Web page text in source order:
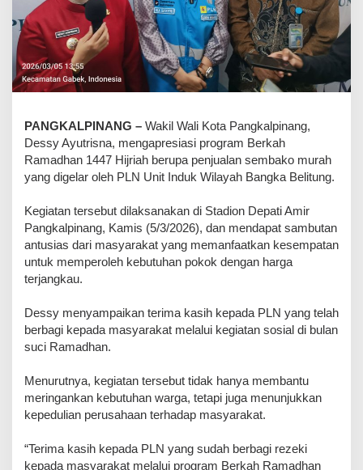
‎PANGKALPINANG – Wakil Wali Kota Pangkalpinang,
Dessy Ayutrisna, mengapresiasi program Berkah
Ramadhan 1447 Hijriah berupa penjualan sembako murah
yang digelar oleh PLN Unit Induk Wilayah Bangka Belitung.
‎Kegiatan tersebut dilaksanakan di Stadion Depati Amir
Pangkalpinang, Kamis (5/3/2026), dan mendapat sambutan
antusias dari masyarakat yang memanfaatkan kesempatan
untuk memperoleh kebutuhan pokok dengan harga
terjangkau.
‎Dessy menyampaikan terima kasih kepada PLN yang telah
berbagi kepada masyarakat melalui kegiatan sosial di bulan
suci Ramadhan.
‎Menurutnya, kegiatan tersebut tidak hanya membantu
meringankan kebutuhan warga, tetapi juga menunjukkan
kepedulian perusahaan terhadap masyarakat.
‎“Terima kasih kepada PLN yang sudah berbagi rezeki
kepada masyarakat melalui program Berkah Ramadhan